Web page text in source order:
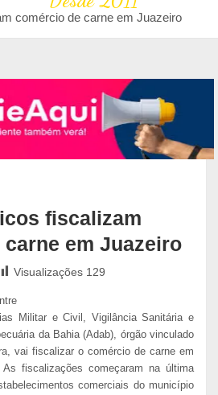
comércio de carne em Juazeiro
fiscalizam
em Juazeiro
Visualizações 129
Militar e Civil, Vigilância Sanitária e
da Bahia (Adab), órgão vinculado
vai fiscalizar o comércio de carne em
fiscalizações começaram na última
comerciais do município